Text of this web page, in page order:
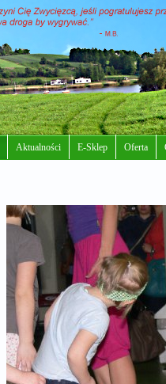
Aktualności E-Sklep Oferta